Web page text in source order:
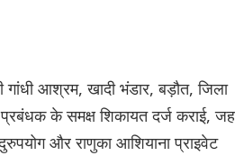
गांधी आश्रम, खादी भंडार, बड़ौत, जिला
के समक्ष शिकायत दर्ज कराई,
और राणुका आशियाना प्राइवेट